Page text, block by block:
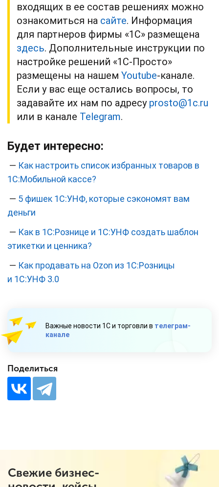
входящих в ее состав решениях можно
ознакомиться на сайте. Информация
для партнеров фирмы «1С» размещена
здесь. Дополнительные инструкции по
настройке решений «1С-Просто»
размещены на нашем Youtube-канале.
Если у вас еще остались вопросы, то
задавайте их нам по адресу prosto@1c.ru
или в канале Telegram.
Будет интересно:
— Как настроить список избранных товаров в
1С:Мобильной кассе?
— 5 фишек 1С:УНФ, которые сэкономят вам
деньги
— Как в 1С:Рознице и 1С:УНФ создать шаблон
этикетки и ценника?
— Как продавать на Ozon из 1С:Розницы
и 1С:УНФ 3.0
Важные новости 1С и торговли в телеграм-
канале
Поделиться
Свежие бизнес-